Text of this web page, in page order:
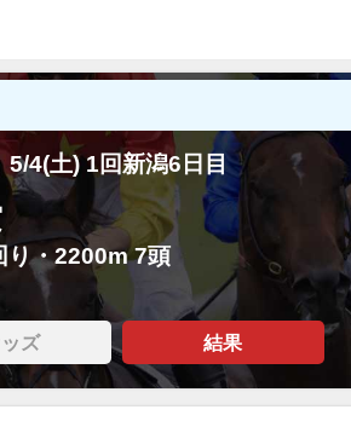
5/4(土) 1回新潟6日目
り・2200m 7頭
ズ 結果